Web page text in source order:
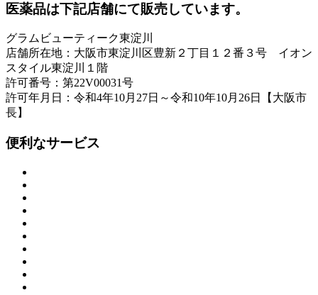
医薬品は下記店舗にて販売しています。
グラムビューティーク東淀川
店舗所在地：大阪市東淀川区豊新２丁目１２番３号 イオン
スタイル東淀川１階
許可番号：第22V00031号
許可年月日：令和4年10月27日～令和10年10月26日【大阪市
長】
便利なサービス